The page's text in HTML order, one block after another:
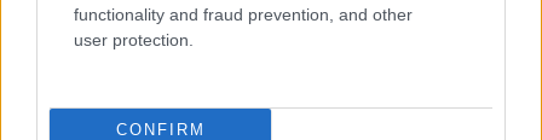
functionality and fraud prevention, and other
user protection.
CONFIRM